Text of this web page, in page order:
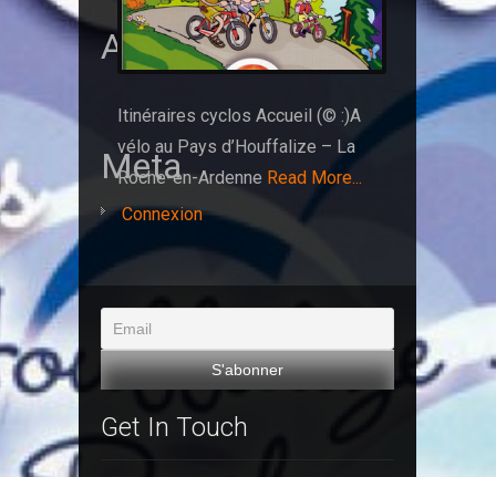
Itinéraires cyclos Accueil (© :)A
vélo au Pays d’Houffalize – La
Roche-en-Ardenne Read More...
Archives
Meta
Connexion
Get In Touch